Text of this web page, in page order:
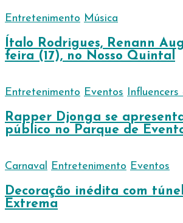
Entretenimento Música
Ítalo Rodrigues, Renann
feira (17), no Nosso Quintal
Entretenimento Eventos
Rapper Djonga se
público no Parque de
Carnaval Entretenimento Eventos
Decoração inédita com
Extrema